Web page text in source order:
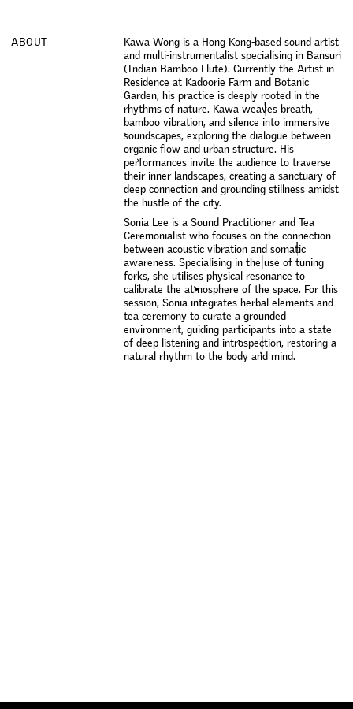
ABOUT Kawa Wong is a Hong Kong-based sound artist
and multi-instrumentalist specialising in Bansuri
(Indian Bamboo Flute). Currently the Artist-in-
Residence at Kadoorie Farm and Botanic
Garden, his practice is deeply rooted in the
rhythms of nature. Kawa weaves breath,
bamboo vibration, and silence into immersive
soundscapes, exploring the dialogue between
organic fow and urban structure. His
performances invite the audience to traverse
their inner landscapes, creating a sanctuary of
deep connection and grounding stillness amidst
the hustle of the city.
Sonia Lee is a Sound Practitioner and Tea
Ceremonialist who focuses on the connection
between acoustic vibration and somatic
awareness. Specialising in the use of tuning
forks, she utilises physical resonance to
calibrate the atmosphere of the space. For this
session, Sonia integrates herbal elements and
tea ceremony to curate a grounded
environment, guiding participants into a state
of deep listening and introspection, restoring a
natural rhythm to the body and mind.